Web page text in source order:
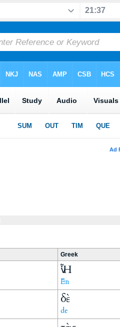
Greek
Ἦν
Ēn
δὲ
de